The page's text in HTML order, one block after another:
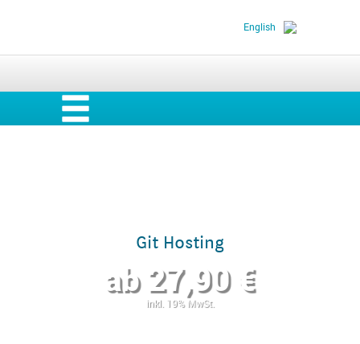
English
Git Hosting
ab 27,90 €
inkl. 19% MwSt.